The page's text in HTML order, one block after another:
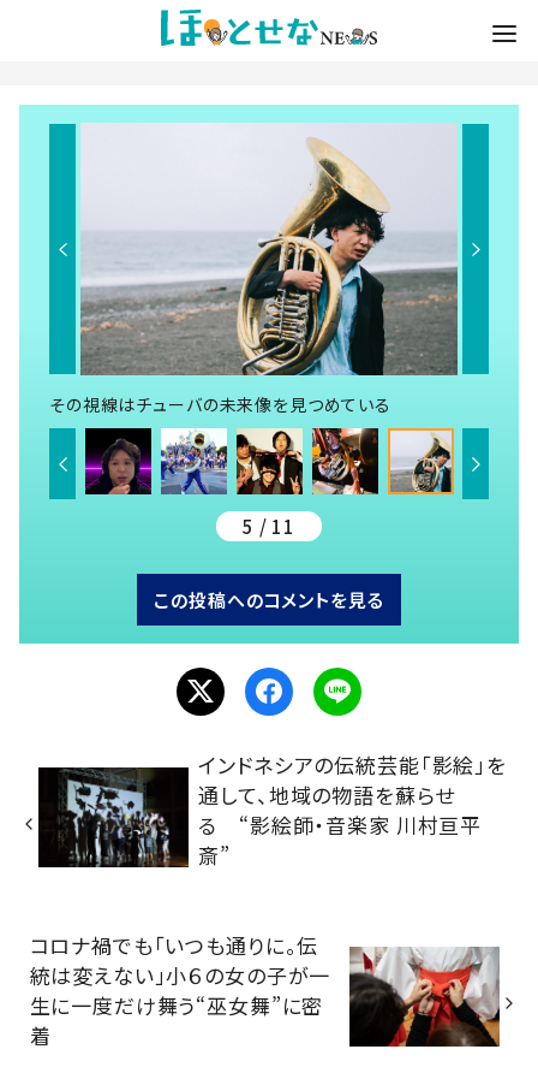
その視線はチューバの未来像を見つめている
5 / 11
この投稿へのコメントを見る
インドネシアの伝統芸能「影絵」を
通して、地域の物語を蘇らせ
る “影絵師・音楽家 川村亘平
斎”
コロナ禍でも「いつも通りに。伝
統は変えない」小６の女の子が一
生に一度だけ舞う“巫女舞”に密
着